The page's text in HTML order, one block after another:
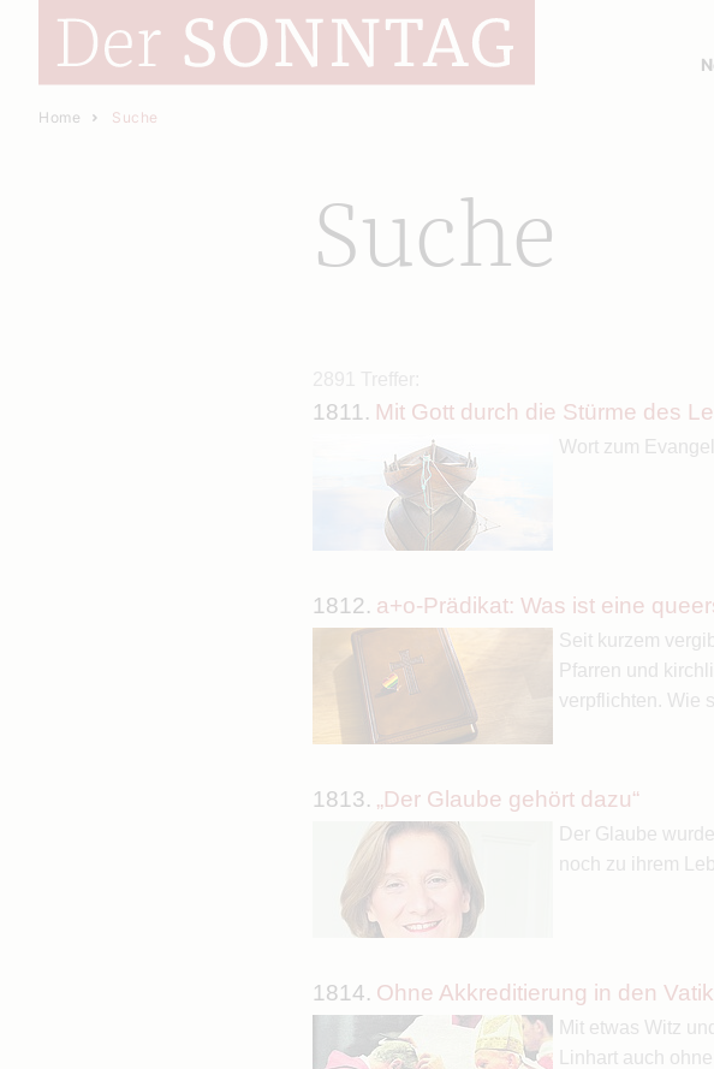
Home Suche
Suche
1811. Mit Gott durch die Stürme des
Wort zum
1812. a+o-Prädikat: Was ist eine
Seit kurzem
Pfarren und
verpflichten. Wie
1813. „Der Glaube gehört dazu“
Der Glaube
noch zu ihrem
1814. Ohne Akkreditierung in den
Mit etwas Witz
Linhart auch